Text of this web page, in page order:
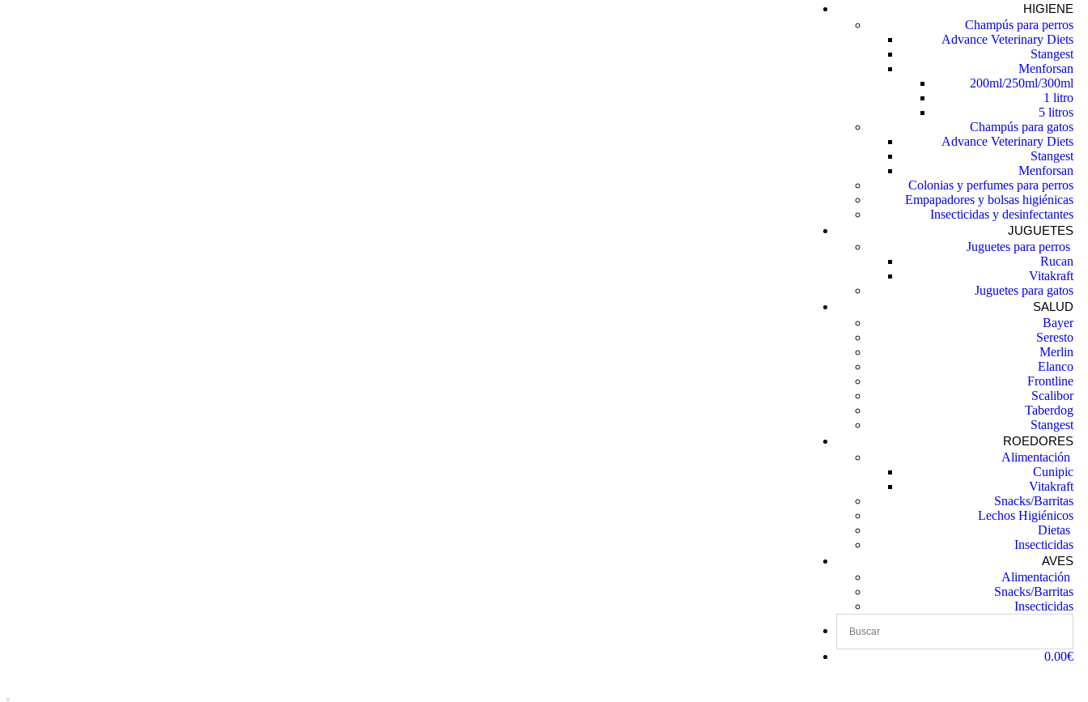
HIGIENE
Champús para perros
Advance Veterinary Diets
Stangest
Menforsan
200ml/250ml/300ml
1 litro
5 litros
Champús para gatos
Advance Veterinary Diets
Stangest
Menforsan
Colonias y perfumes para perros
Empapadores y bolsas higiénicas
Insecticidas y desinfectantes
JUGUETES
Juguetes para perros ​
Rucan
Vitakraft
Juguetes para gatos
SALUD
Bayer
Seresto
Merlin
Elanco
Frontline
Scalibor
Taberdog
Stangest
ROEDORES
Alimentación ​
Cunipic
Vitakraft
Snacks/Barritas
Lechos Higiénicos
Dietas ​
Insecticidas
AVES
Alimentación
Snacks/Barritas
Insecticidas
0.00€